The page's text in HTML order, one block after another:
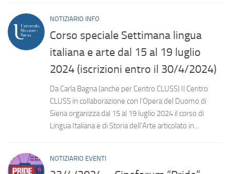
NOTIZIARIO INFO
Corso speciale Settimana lingua
italiana e arte dal 15 al 19 luglio
2024 (iscrizioni entro il 30/4/2024)
Da Carla Bagna (anche per Centro CLUSS) Il Centro
CLUSS in collaborazione con l’Opera del Duomo di
Siena organizza dal 15 al 19 luglio 2024 il corso di
Lingua Italiana e di Storia dell’Arte articolato in...
NOTIZIARIO EVENTI